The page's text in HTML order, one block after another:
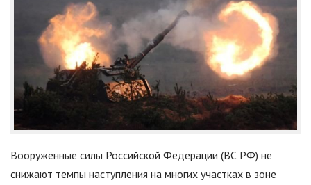
Вооружённые силы Российской Федерации (ВС РФ) не
снижают темпы наступления на многих участках в зоне